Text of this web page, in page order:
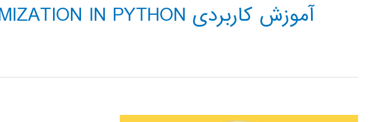
آموزش کاربردی OPTIMIZATION IN PYTHON